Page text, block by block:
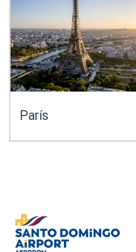
París